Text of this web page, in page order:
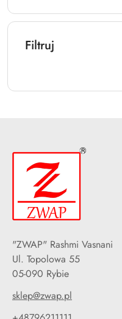
Filtruj
"ZWAP" Rashmi Vasnani
Ul. Topolowa 55
05-090 Rybie
sklep@zwap.pl